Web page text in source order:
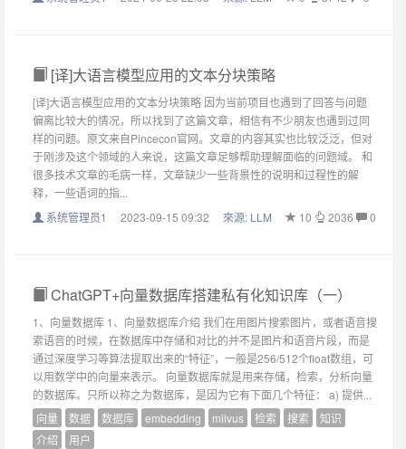
[译]大语言模型应用的文本分块策略
[译]大语言模型应用的文本分块策略 因为当前项目也遇到了回答与问题
偏离比较大的情况，所以找到了这篇文章，相信有不少朋友也遇到过同
样的问题。原文来自Pincecon官网。文章的内容其实也比较泛泛，但对
于刚涉及这个领域的人来说，这篇文章足够帮助理解面临的问题域。 和
很多技术文章的毛病一样，文章缺少一些背景性的说明和过程性的解
释，一些语词的指...
系统管理员1
2023-09-15 09:32 來源: LLM 10 2036 0
ChatGPT+向量数据库搭建私有化知识库（一）
1、向量数据库 1、向量数据库介绍 我们在用图片搜索图片，或者语音搜
索语音的时候，在数据库中存储和对比的并不是图片和语音片段，而是
通过深度学习等算法提取出来的“特征”，一般是256/512个float数组，可
以用数学中的向量来表示。 向量数据库就是用来存储，检索，分析向量
的数据库。只所以称之为数据库，是因为它有下面几个特征： a) 提供...
向量
数据 数据库 embedding milvus 检索 搜索
知识
介绍
用户